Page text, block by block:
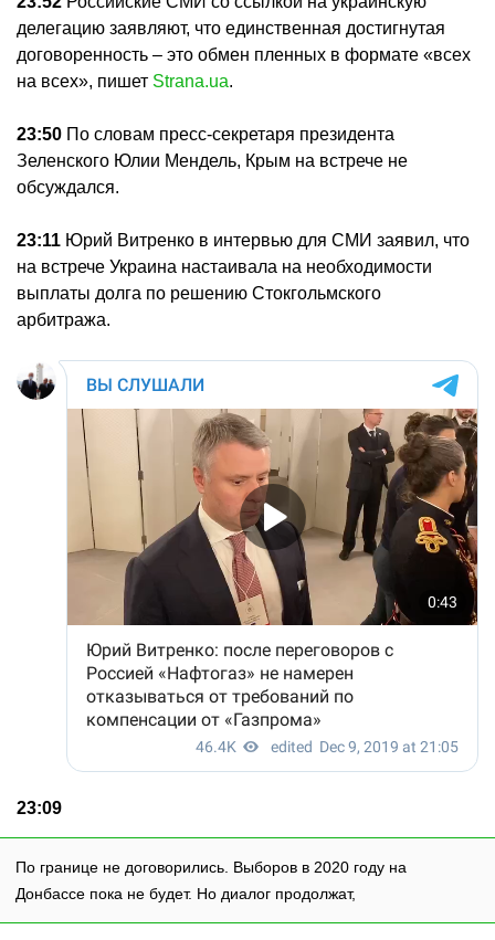
делегацию заявляют, что единственная достигнутая
договоренность – это обмен пленных в формате «всех
на всех», пишет Strana.ua.
23:50 По словам пресс-секретаря президента
Зеленского Юлии Мендель, Крым на встрече не
обсуждался.
23:11 Юрий Витренко в интервью для СМИ заявил, что
на встрече Украина настаивала на необходимости
выплаты долга по решению Стокгольмского
арбитража.
23:09
По границе не договорились. Выборов в 2020 году на
Донбассе пока не будет. Но диалог продолжат,